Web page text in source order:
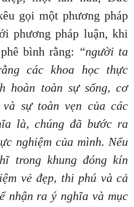
gọi một phương pháp
phương pháp luận, khi
bình rằng: “người ta
các khoa học thực
hoàn toàn sự sống, cơ
sự toàn vẹn của các
là, chúng đã bước ra
nghiệm của mình. Nếu
trong khung đóng kín
vẻ đẹp, thi phú và cả
nhận ra ý nghĩa và mục